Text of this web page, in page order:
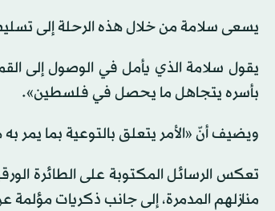
يسعى سلامة من خلال هذه الرحلة إلى
يقول سلامة الذي يأمل في الوصول إلى
بأسره يتجاهل ما يحصل في فلسطين».
ويضيف أنّ «الأمر يتعلق بالتوعية بما يمر
تعكس الرسائل المكتوبة على الطائرة
منازلهم المدمرة، إلى جانب ذكريات